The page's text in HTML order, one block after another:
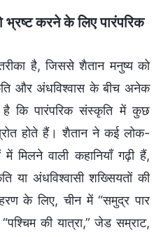
भ्रष्ट करने के लिए पारंपरिक
है, जिससे शैतान मनुष्य को
और अंधविश्वास के बीच अनेक
कि पारंपरिक संस्कृति में कुछ
होते हैं। शैतान ने कई लोक-
मिलने वाली कहानियाँ गढ़ी हैं,
या अंधविश्वासी शख्सियतों की
के लिए, चीन में “समुद्र पार
की यात्रा,” जेड सम्राट,